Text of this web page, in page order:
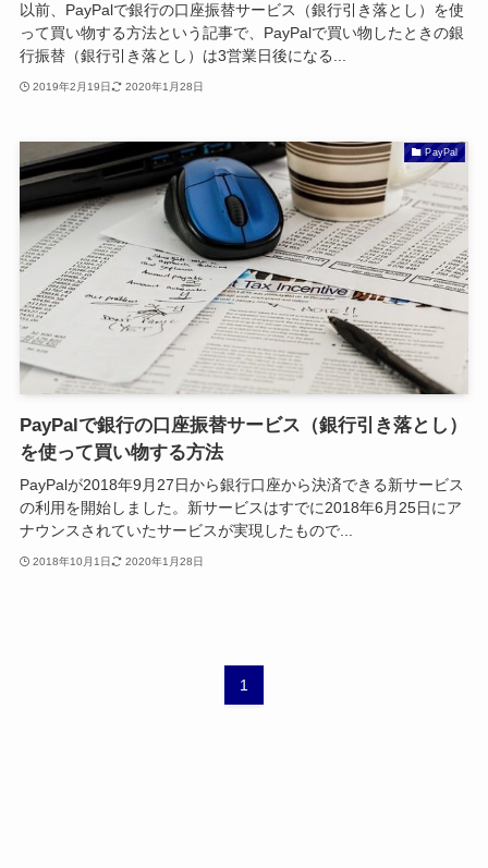
以前、PayPalで銀行の口座振替サービス（銀行引き落とし）を使
って買い物する方法という記事で、PayPalで買い物したときの銀
行振替（銀行引き落とし）は3営業日後になる...
2019年2月19日 2020年1月28日
PayPal
PayPalで銀行の口座振替サービス（銀行引き落とし）
を使って買い物する方法
PayPalが2018年9月27日から銀行口座から決済できる新サービス
の利用を開始しました。新サービスはすでに2018年6月25日にア
ナウンスされていたサービスが実現したもので...
2018年10月1日 2020年1月28日
1